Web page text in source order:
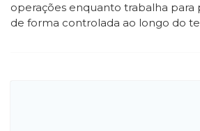
operações enquanto trabalha para
de forma controlada ao longo do